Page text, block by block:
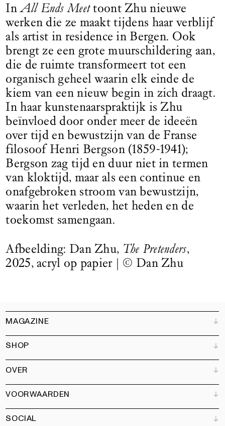
InAll Ends Meettoont Zhu nieuwe
werken die ze maakt tijdens haar verblijf
als artist in residence in Bergen. Ook
brengt ze een grote muurschildering aan,
die de ruimte transformeert tot een
organisch geheel waarin elk einde de
kiem van een nieuw begin in zich draagt.
In haar kunstenaarspraktijk is Zhu
beïnvloed door onder meer de ideeën
over tijd en bewustzijn van de Franse
filosoof Henri Bergson (1859-1941);
Bergson zag tijd en duur niet in termen
van kloktijd, maar als een continue en
onafgebroken stroom van bewustzijn,
waarin het verleden, het heden en de
toekomst samengaan.
Afbeelding: Dan Zhu, The Pretenders,
2025, acryl op papier | © Dan Zhu
MAGAZINE
Klantenservice
Verkooppunten
Adverteren
Partners
Kunstbrief
SHOP
Alle producten
Magazine
Boeken
Tuin
OVER
Ons team
Vacatures
Contact
VOORWAARDEN
Algemene voorwaarden
SOCIAL